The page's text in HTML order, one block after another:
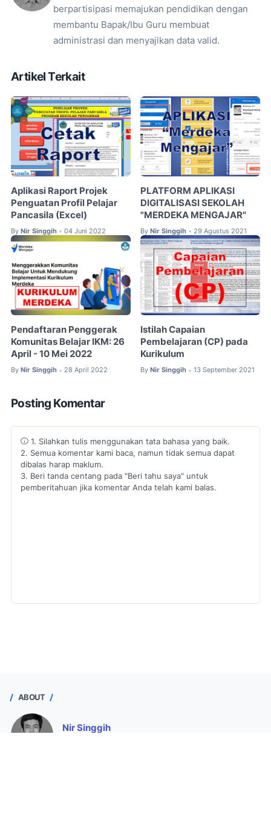
berpartisipasi memajukan pendidikan dengan
membantu Bapak/Ibu Guru membuat
administrasi dan menyajikan data valid.
Artikel Terkait
Aplikasi Raport Projek
Penguatan Profil Pelajar
Pancasila (Excel)
By Nir Singgih • 04 Juni 2022
PLATFORM APLIKASI
DIGITALISASI SEKOLAH
"MERDEKA MENGAJAR"
By Nir Singgih • 29 Agustus 2021
Pendaftaran Penggerak
Komunitas Belajar IKM: 26
April - 10 Mei 2022
By Nir Singgih • 28 April 2022
Istilah Capaian
Pembelajaran (CP) pada
Kurikulum
By Nir Singgih • 13 September 2021
Posting Komentar
1. Silahkan tulis menggunakan tata bahasa yang baik.
2. Semua komentar kami baca, namun tidak semua dapat
dibalas harap maklum.
3. Beri tanda centang pada "Beri tahu saya" untuk
pemberitahuan jika komentar Anda telah kami balas.
ABOUT
Nir Singgih